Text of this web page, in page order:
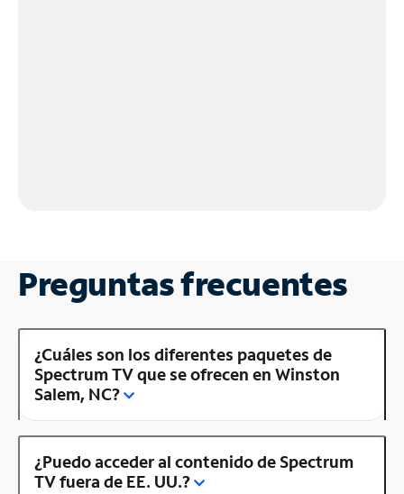
Preguntas frecuentes
¿Cuáles son los diferentes paquetes de
Spectrum TV que se ofrecen en Winston
Salem, NC?
¿Puedo acceder al contenido de Spectrum
TV fuera de EE. UU.?